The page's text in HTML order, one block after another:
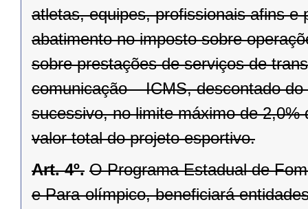
atletas, equipes, profissionais afins e
abatimento no imposto sobre
sobre prestações de serviços de
comunicação – ICMS, descontado
sucessivo, no limite máximo de
valor total do projeto esportivo.
Art. 4º. O Programa Estadual de
e Para-olímpico, beneficiará